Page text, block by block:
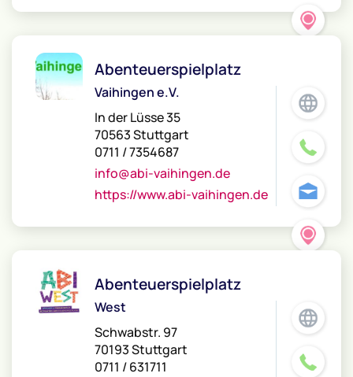
Abenteuerspielplatz
Vaihingen e.V.
In der Lüsse 35
70563 Stuttgart
0711 / 7354687
info@abi-vaihingen.de
https://www.abi-vaihingen.de
Abenteuerspielplatz
West
Schwabstr. 97
70193 Stuttgart
0711 / 631711